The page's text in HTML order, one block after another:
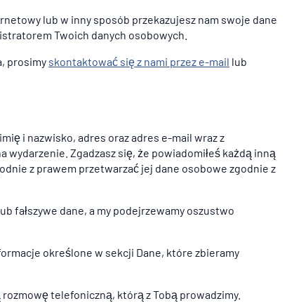
lub w inny sposób przekazujesz nam swoje dane
Twoich danych osobowych.
prosimy skontaktować się z nami przez e-mail lub
i nazwisko, adres oraz adres e-mail wraz z
Zgadzasz się, że powiadomiłeś każdą inną
z prawem przetwarzać jej dane osobowe zgodnie z
fałszywe dane, a my podejrzewamy oszustwo
określone w sekcji Dane, które zbieramy
telefoniczną, którą z Tobą prowadzimy.